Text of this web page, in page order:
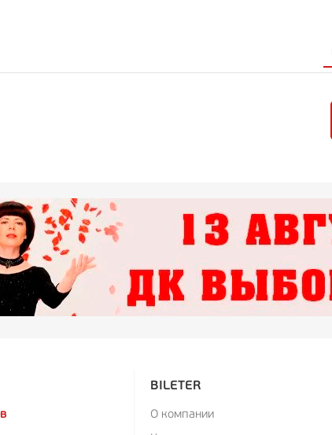
BILETER
О компании